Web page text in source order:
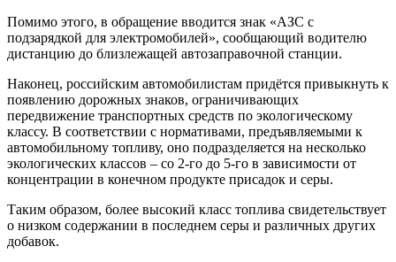
Помимо этого, в обращение вводится знак «АЗС с
подзарядкой для электромобилей», сообщающий водителю
дистанцию до близлежащей автозаправочной станции.
Наконец, российским автомобилистам придётся привыкнуть к
появлению дорожных знаков, ограничивающих
передвижение транспортных средств по экологическому
классу. В соответствии с нормативами, предъявляемыми к
автомобильному топливу, оно подразделяется на несколько
экологических классов – со 2-го до 5-го в зависимости от
концентрации в конечном продукте присадок и серы.
Таким образом, более высокий класс топлива свидетельствует
о низком содержании в последнем серы и различных других
добавок.